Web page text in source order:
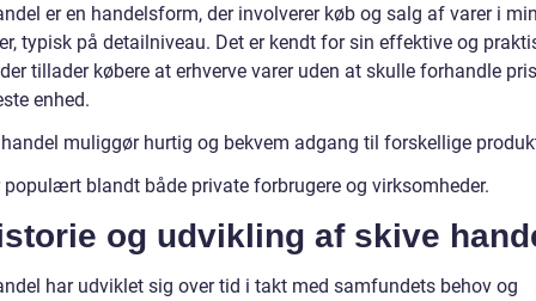
er en handelsform, der involverer køb og salg af varer i
typisk på detailniveau. Det er kendt for sin effektive og
tillader købere at erhverve varer uden at skulle forhandle
enhed.
muliggør hurtig og bekvem adgang til forskellige
populært blandt både private forbrugere og virksomheder.
og udvikling af skive
har udviklet sig over tid i takt med samfundets behov og